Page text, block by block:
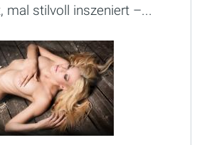
mal stilvoll inszeniert –...